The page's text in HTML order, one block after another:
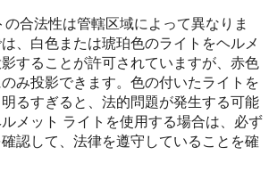
合法性は管轄区域によって異なりま
、白色または琥珀色のライトをヘルメ
することが許可されていますが、赤色
み投影できます。色の付いたライトを
るすぎると、法的問題が発生する可能
メット ライトを使用する場合は、必ず
認して、法律を遵守していることを確